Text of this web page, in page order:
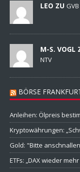
LEO ZU
M-S. VOGL
NTV
BÖRSE
Anleihen: Ölpreis
Kryptowährungen:
Gold: "Bitte
ETFs: „DAX wieder